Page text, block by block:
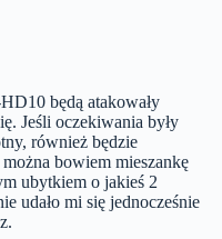
będą atakowały
Jeśli oczekiwania były
również będzie
bowiem mieszankę
ubytkiem o jakieś 2
udało mi się jednocześnie